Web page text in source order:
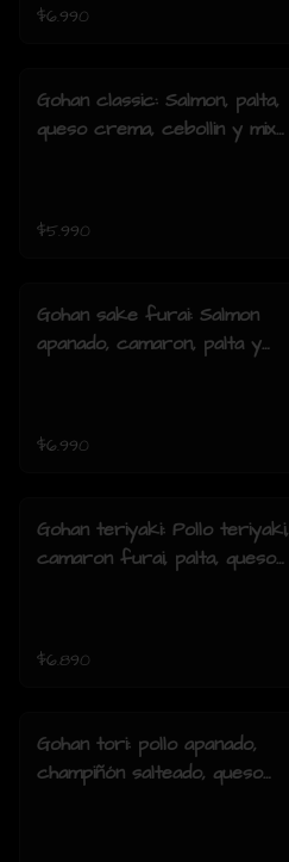
$6.990
Gohan classic: Salmon, palta,
queso crema, cebollin y mix
$5.990
Gohan sake furai: Salmon
apanado, camaron, palta y
$6.990
Gohan teriyaki: Pollo teriyaki,
camaron furai, palta, queso
$6.890
Gohan tori: pollo apanado,
champiñón salteado, queso